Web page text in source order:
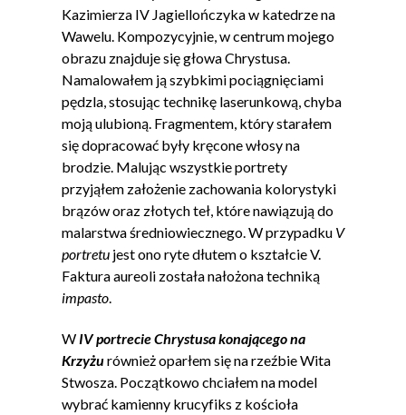
Kazimierza IV Jagiellończyka w katedrze na
Wawelu. Kompozycyjnie, w centrum mojego
obrazu znajduje się głowa Chrystusa.
Namalowałem ją szybkimi pociągnięciami
pędzla, stosując technikę laserunkową, chyba
moją ulubioną. Fragmentem, który starałem
się dopracować były kręcone włosy na
brodzie. Malując wszystkie portrety
przyjąłem założenie zachowania kolorystyki
brązów oraz złotych teł, które nawiązują do
malarstwa średniowiecznego. W przypadku V
portretu jest ono ryte dłutem o kształcie V.
Faktura aureoli została nałożona techniką
impasto.
W IV portrecie Chrystusa konającego na
Krzyżurównież oparłem się na rzeźbie Wita
Stwosza. Początkowo chciałem na model
wybrać kamienny krucyfiks z kościoła